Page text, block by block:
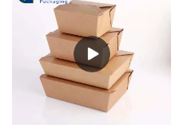
ドイッチボックスサンドイ
ッチ容器